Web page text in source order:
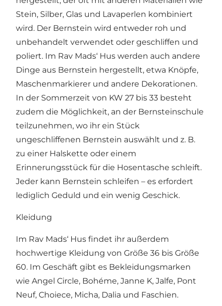
Stein, Silber, Glas und Lavaperlen kombiniert
wird. Der Bernstein wird entweder roh und
unbehandelt verwendet oder geschliffen und
poliert. Im Rav Mads‘ Hus werden auch andere
Dinge aus Bernstein hergestellt, etwa Knöpfe,
Maschenmarkierer und andere Dekorationen.
In der Sommerzeit von KW 27 bis 33 besteht
zudem die Möglichkeit, an der Bernsteinschule
teilzunehmen, wo ihr ein Stück
ungeschliffenen Bernstein auswählt und z. B.
zu einer Halskette oder einem
Erinnerungsstück für die Hosentasche schleift.
Jeder kann Bernstein schleifen – es erfordert
lediglich Geduld und ein wenig Geschick.
Kleidung
Im Rav Mads‘ Hus findet ihr außerdem
hochwertige Kleidung von Größe 36 bis Größe
60. Im Geschäft gibt es Bekleidungsmarken
wie Angel Circle, Bohéme, Janne K, Jalfe, Pont
Neuf, Choiece, Micha, Dalia und Faschien.